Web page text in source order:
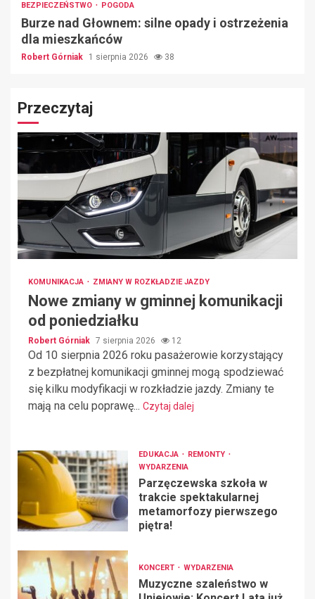
BEZPIECZEŃSTWO POGODA
Burze nad Głownem: silne opady i ostrzeżenia
dla mieszkańców
Robert Górniak 1 sierpnia 2026 38
Przeczytaj
KOMUNIKACJA ZMIANY W ROZKŁADZIE JAZDY
Nowe zmiany w gminnej komunikacji
od poniedziałku
Robert Górniak 7 sierpnia 2026 12
Od 10 sierpnia 2026 roku pasażerowie korzystający
z bezpłatnej komunikacji gminnej mogą spodziewać
się kilku modyfikacji w rozkładzie jazdy. Zmiany te
mają na celu poprawę... Czytaj dalej
EDUKACJA
REMONTY
WYDARZENIA
Parzęczewska szkoła w
trakcie spektakularnej
metamorfozy pierwszego
piętra!
KONCERT WYDARZENIA
Muzyczne szaleństwo w